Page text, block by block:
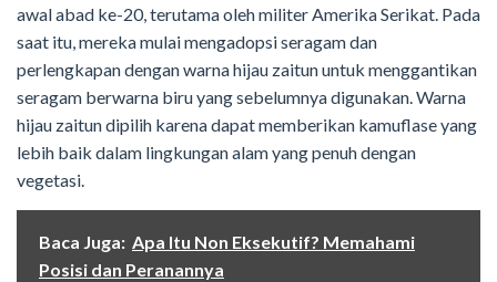
awal abad ke-20, terutama oleh militer Amerika Serikat. Pada
saat itu, mereka mulai mengadopsi seragam dan
perlengkapan dengan warna hijau zaitun untuk menggantikan
seragam berwarna biru yang sebelumnya digunakan. Warna
hijau zaitun dipilih karena dapat memberikan kamuflase yang
lebih baik dalam lingkungan alam yang penuh dengan
vegetasi.
Baca Juga: Apa Itu Non Eksekutif? Memahami
Posisi dan Peranannya